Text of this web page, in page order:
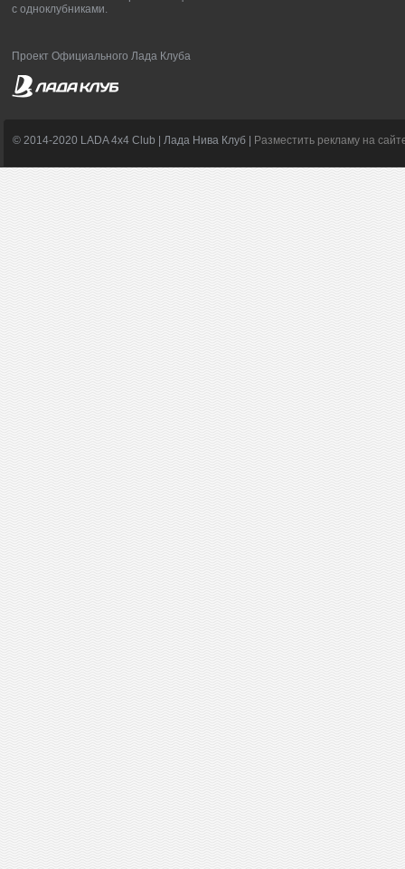
с одноклубниками.
Проект Официального Лада Клуба
© 2014-2020 LADA 4x4 Club | Лада Нива Клуб | Разместить рекламу на